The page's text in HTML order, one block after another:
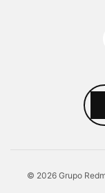
© 2026 Grupo